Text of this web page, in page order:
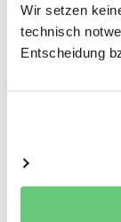
Wir setzen
technisch
Entscheidung
*Alle